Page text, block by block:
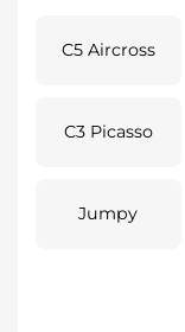
C5 Aircross
C3 Picasso
Jumpy